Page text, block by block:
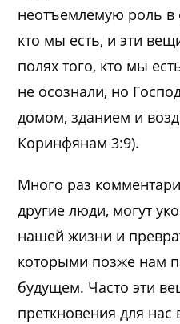
неотъемлемую роль в
кто мы есть, и эти
полях того, кто мы
не осознали, но
домом, зданием и
Коринфянам 3:9).
Много раз
другие люди, могут
нашей жизни и
которыми позже нам
будущем. Часто эти
преткновения для